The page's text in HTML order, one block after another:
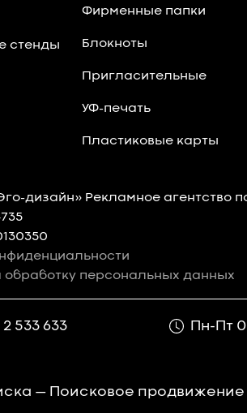
стенды
Фирменные папки
Блокноты
Пригласительные
УФ-печать
Пластиковые карты
дизайн» Рекламное агентство
обработку персональных данных
2 533 633 Пн-Пт
— Поисковое продвижение